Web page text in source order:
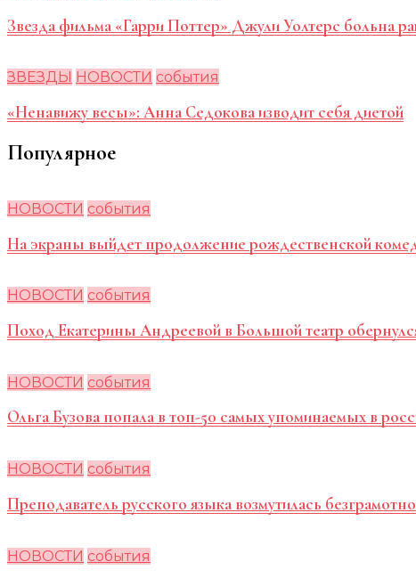
Звезда фильма «Гарри Поттер» Джули Уолтерс больна
ЗВЕЗДЫ НОВОСТИ события
«Ненавижу весы»: Анна Седокова изводит себя диетой
Популярное
НОВОСТИ события
На экраны выйдет продолжение рождественской
НОВОСТИ события
Поход Екатерины Андреевой в Большой театр
НОВОСТИ события
Ольга Бузова попала в топ-50 самых упоминаемых в
НОВОСТИ события
Преподаватель русского языка возмутилась
НОВОСТИ события